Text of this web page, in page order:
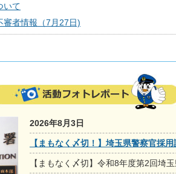
いて
審者情報（7月27日)
2026年8月3日
【まもなく〆切！】埼玉県警察官採用
【まもなく〆切】令和8年度第2回埼